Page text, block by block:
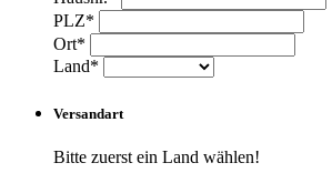
PLZ*
Ort*
Land*
Versandart
Bitte zuerst ein Land wählen!